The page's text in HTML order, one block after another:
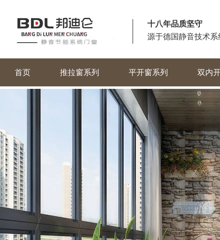
十八年品质坚守
源于德国静音技术系
首页 推拉窗系列 平开窗系列 双内